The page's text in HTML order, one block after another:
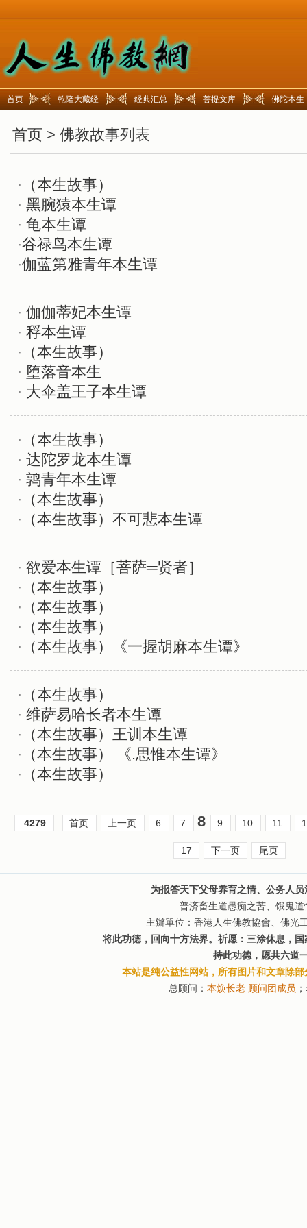
首页 乾隆大藏经 经典汇总 菩提文库 佛陀本生
首页 > 佛教故事列表
· （本生故事）
· 黑腕猿本生谭
· 龟本生谭
·谷禄鸟本生谭
·伽蓝第雅青年本生谭
· 伽伽蒂妃本生谭
· 稃本生谭
· （本生故事）
· 堕落音本生
· 大伞盖王子本生谭
· （本生故事）
· 达陀罗龙本生谭
· 鹑青年本生谭
· （本生故事）
· （本生故事）不可悲本生谭
· 欲爱本生谭［菩萨═贤者］
· （本生故事）
· （本生故事）
· （本生故事）
· （本生故事）《一握胡麻本生谭》
· （本生故事）
· 维萨易哈长者本生谭
· （本生故事）王训本生谭
· （本生故事） 《.思惟本生谭》
· （本生故事）
4279 首页 上一页 6 7 8 9 10 11
17 下一页 尾页
为报答天下父母养育之情、公务人
普济畜生道愚痴之苦、饿鬼
主辦單位：香港人生佛教協會、佛光
将此功德，回向十方法界。祈愿：三涂休息，
持此功德，愿共六道
本站是纯公益性网站，所有图片和文章除
总顾问： 本焕长老 顾问团成员